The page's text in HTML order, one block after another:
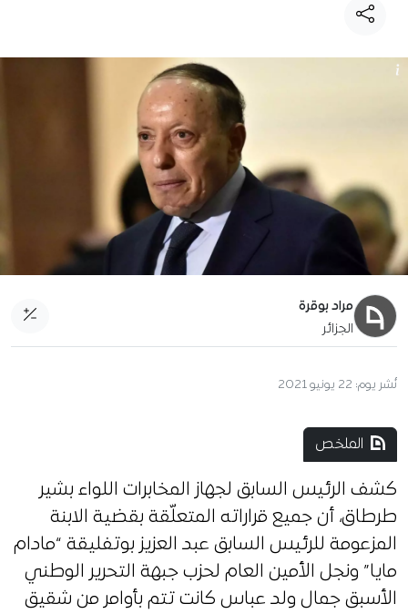
مراد بوقرة
الجزائر
نُشر يوم: 22 يونيو 2021
الملخص
كشف الرئيس السابق لجهاز المخابرات اللواء بشير
طرطاق، أن جميع قراراته المتعلّقة بقضية الابنة
المزعومة للرئيس السابق عبد العزيز بوتفليقة “مادام
مايا” ونجل الأمين العام لحزب جبهة التحرير الوطني
الأسبق جمال ولد عباس كانت تتم بأوامر من شقيق